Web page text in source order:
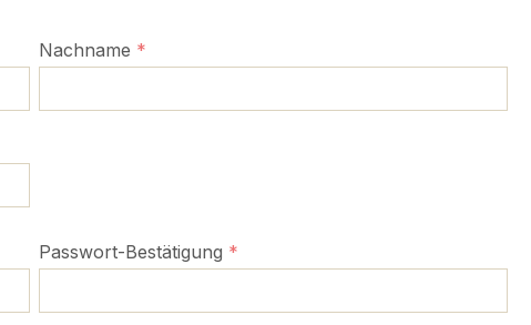
Nachname *
Passwort-Bestätigung *